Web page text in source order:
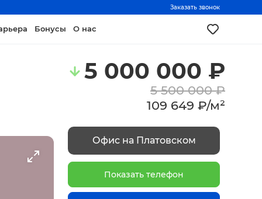
Заказать звонок
Бонусы О нас
5 000 000 ₽
5 500 000 ₽
109 649 ₽/м²
Офис на Платовском
Показать телефон